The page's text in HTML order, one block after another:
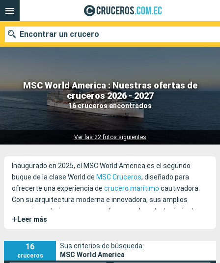
MSC World America : Nuestras ofertas de
cruceros 2026 - 2027
16 cruceros encontrados
Ver las 22 fotos siguientes
Encontrar un crucero
Nuestros destinos
Fecha de salida
Inaugurado en 2025, el MSC World America es el segundo
buque de la clase World de MSC Cruceros, diseñado para
ofrecerte una experiencia de crucero marítimo cautivadora.
Con su arquitectura moderna e innovadora, sus amplios
espacios exteriores y una amplia gama de entretenimientos,
está dirigido a familias, a los amantes de la relajación y a los
actividades y espectáculos en el mar. El buque está
organizado en siete distritos distintos, cada uno
+ Leer más
16
cruceros
Sus criterios de búsqueda:
MSC World America